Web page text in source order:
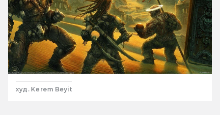
худ. Kerem Beyit